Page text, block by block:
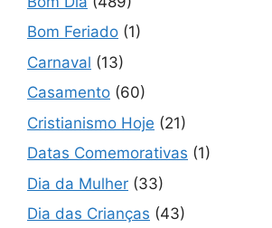
Bom Feriado (1)
Carnaval (13)
Casamento (60)
Cristianismo Hoje (21)
Datas Comemorativas (1)
Dia da Mulher (33)
Dia das Crianças (43)